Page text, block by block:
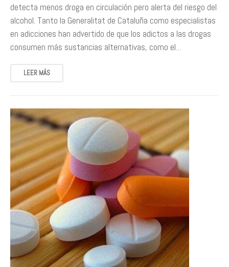
detecta menos droga en circulación pero alerta del riesgo del
alcohol. Tanto la Generalitat de Cataluña como especialistas
en adicciones han advertido de que los adictos a las drogas
consumen más sustancias alternativas, como el…
LEER MÁS